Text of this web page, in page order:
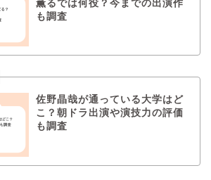
薫るでは何役？今までの出演作
も調査
佐野晶哉が通っている大学はど
こ？朝ドラ出演や演技力の評価
も調査